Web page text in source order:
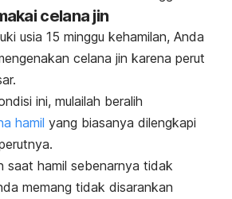
celana jin
usia 15 minggu kehamilan, Anda
celana jin karena perut
ini, mulailah beralih
hamil yang biasanya dilengkapi
saat hamil sebenarnya tidak
memang tidak disarankan